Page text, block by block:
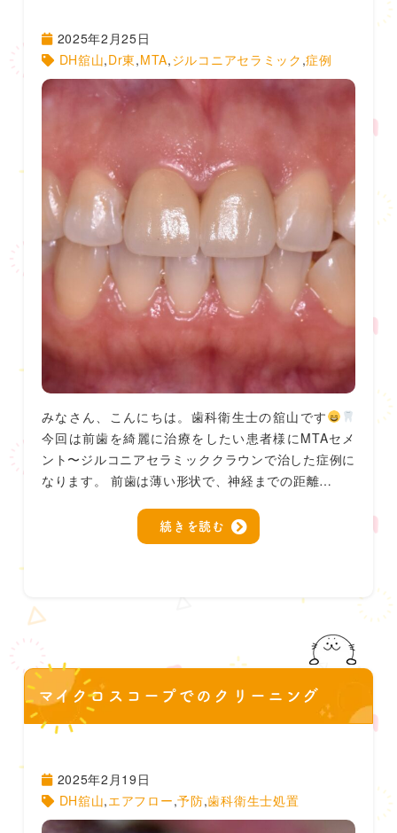
2025年2月25日
DH舘山,Dr東,MTA,ジルコニアセラミック ,症例
みなさん、こんにちは。歯科衛生士の舘山です
今回は前歯を綺麗に治療をしたい患者様にMTAセメ
ント〜ジルコニアセラミッククラウンで治した症例に
なります。 前歯は薄い形状で、神経までの距離…
続きを読む
マイクロスコープでのクリーニング
2025年2月19日
DH舘山,エアフロー,予防,歯科衛生士処置